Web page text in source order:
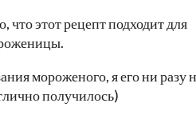
что этот рецепт подходит для
мороженого, я его ни разу
получилось)